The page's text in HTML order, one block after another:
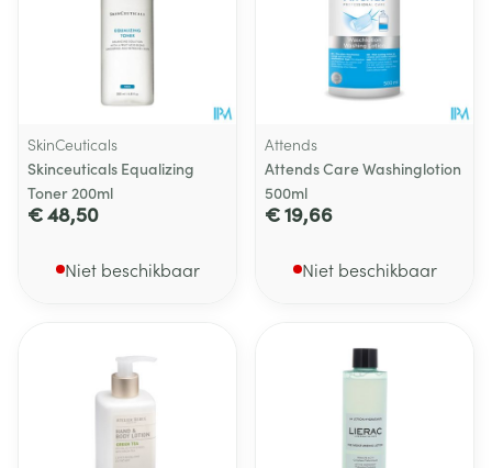
SkinCeuticals
Skinceuticals Equalizing
Toner 200ml
€ 48,50
Niet beschikbaar
Attends
Attends Care Washinglotion
500ml
€ 19,66
Niet beschikbaar